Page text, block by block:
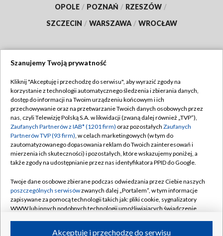
OPOLE / POZNAŃ / RZESZÓW /
SZCZECIN / WARSZAWA / WROCŁAW
TVP
Abonament TVP
Emisja w TVP
Centrum informacji TVP
Naziemna Telewizja Cyfrowa
Rada Programowa
System NOS
Informacje o nadawcy
Regulamin TVP
Polityka prywatności
Moje zgody
Pomoc
Kontakt
Kanały
Szanujemy Twoją prywatność
Kliknij "Akceptuję i przechodzę do serwisu", aby wyrazić zgody na
korzystanie z technologii automatycznego śledzenia i zbierania danych,
dostęp do informacji na Twoim urządzeniu końcowym i ich
przechowywanie oraz na przetwarzanie Twoich danych osobowych przez
nas, czyli Telewizję Polską S.A. w likwidacji (zwaną dalej również „TVP”),
Zaufanych Partnerów z IAB* (1201 firm) oraz pozostałych Zaufanych
Partnerów TVP (93 firm), w celach marketingowych (w tym do
zautomatyzowanego dopasowania reklam do Twoich zainteresowań i
mierzenia ich skuteczności) i pozostałych, które wskazujemy poniżej, a
także zgody na udostępnianie przez nas identyfikatora PPID do Google.
Twoje dane osobowe zbierane podczas odwiedzania przez Ciebie naszych
poszczególnych serwisówzwanych dalej „Portalem”, w tym informacje
zapisywane za pomocą technologii takich jak: pliki cookie, sygnalizatory
WWW lub innych podobnych technologii umożliwiających świadczenie
Akceptuję i przechodzę do serwisu